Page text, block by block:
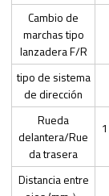
Cambio de
marchas tipo
lanzadera F/R
tipo de sistema
de dirección
Rueda
delantera/Rue
da trasera
Distancia entre